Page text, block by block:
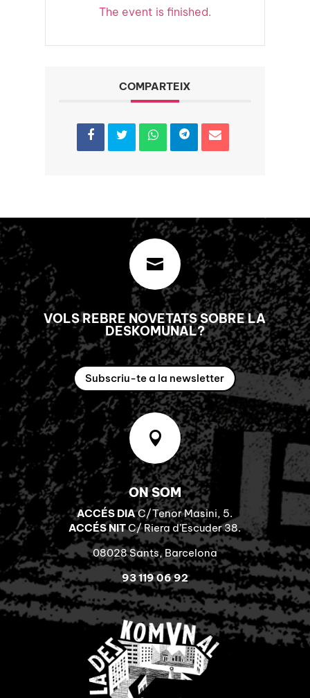
The event is finished.
COMPARTEIX

VOLS REBRE NOVETATS SOBRE LA
DESKOMUNAL?
Subscriu-te a la newsletter

ON SOM
ACCÉS DIAC/Tenor Masini, 5.
ACCÉS NITC/ Riera d’Escuder 38.
08028 Sants, Barcelona
93 119 06 92